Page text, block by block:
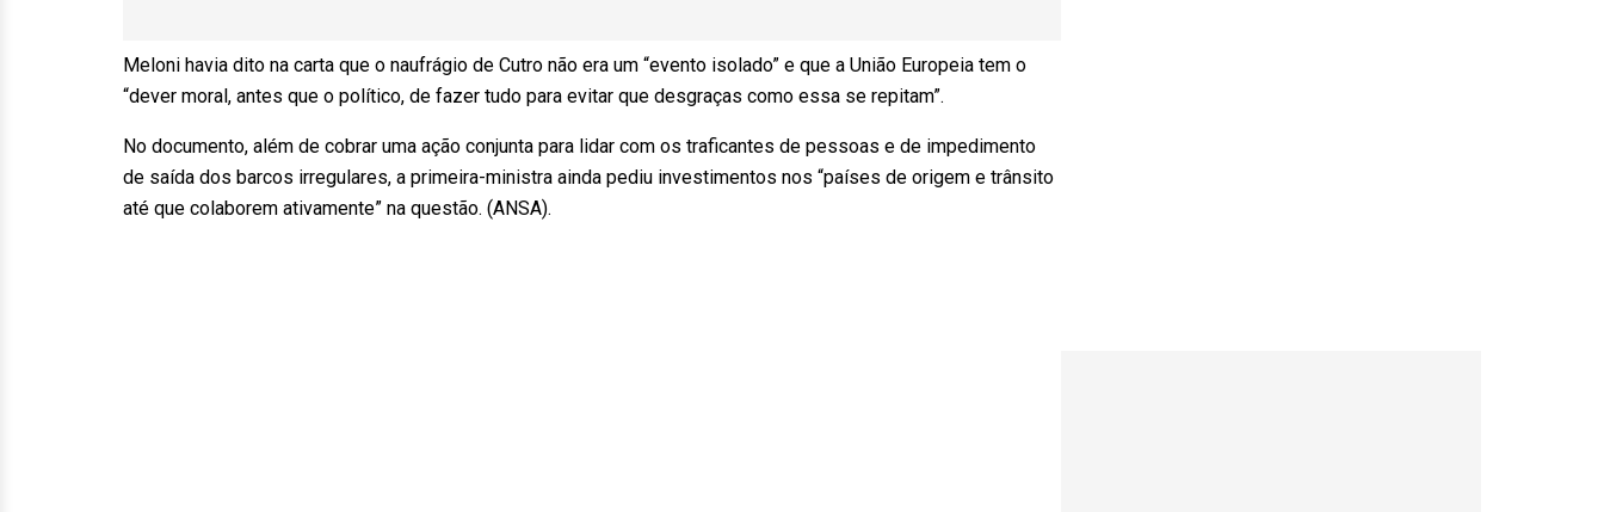
Meloni havia dito na carta que o naufrágio de Cutro não era um “evento isolado” e que a União Europeia tem o
“dever moral, antes que o político, de fazer tudo para evitar que desgraças como essa se repitam”.
No documento, além de cobrar uma ação conjunta para lidar com os traficantes de pessoas e de impedimento
de saída dos barcos irregulares, a primeira-ministra ainda pediu investimentos nos “países de origem e trânsito
até que colaborem ativamente” na questão. (ANSA).